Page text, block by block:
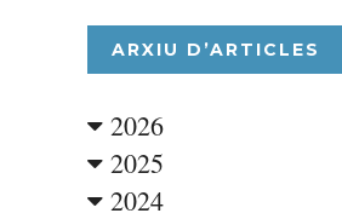
ARXIU D’ARTICLES
2026
2025
2024